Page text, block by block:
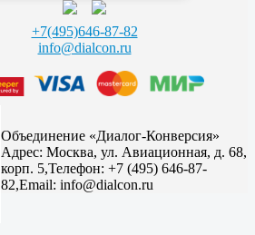
+7(495)646-87-82
info@dialcon.ru
Объединение «Диалог-Конверсия»
Адрес: Москва, ул. Авиационная, д. 68,
корп. 5,Телефон: +7 (495) 646-87-
82,Email: info@dialcon.ru